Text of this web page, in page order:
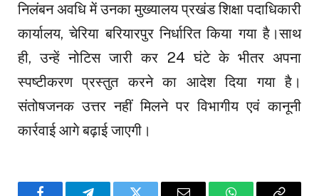
निलंबन अवधि में उनका मुख्यालय प्रखंड शिक्षा पदाधिकारी
कार्यालय, चेरिया बरियारपुर निर्धारित किया गया है।साथ
ही, उन्हें नोटिस जारी कर 24 घंटे के भीतर अपना
स्पष्टीकरण प्रस्तुत करने का आदेश दिया गया है।
संतोषजनक उत्तर नहीं मिलने पर विभागीय एवं कानूनी
कार्रवाई आगे बढ़ाई जाएगी।